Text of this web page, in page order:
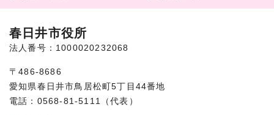
春日井市役所
法人番号：1000020232068
〒486-8686
愛知県春日井市鳥居松町5丁目44番地
電話：0568-81-5111（代表）